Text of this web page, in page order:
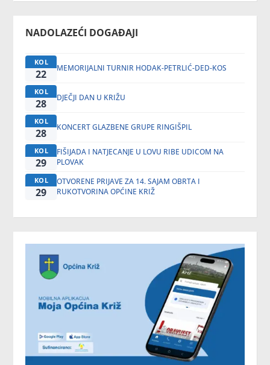
NADOLAZEĆI DOGAĐAJI
KOL
22 MEMORIJALNI TURNIR HODAK-PETRLIĆ-DED-KOS
KOL
28 DJEČJI DAN U KRIŽU
KOL
28 KONCERT GLAZBENE GRUPE RINGIŠPIL
KOL
29
FIŠIJADA I NATJECANJE U LOVU RIBE UDICOM NA
PLOVAK
KOL
29
OTVORENE PRIJAVE ZA 14. SAJAM OBRTA I
RUKOTVORINA OPĆINE KRIŽ